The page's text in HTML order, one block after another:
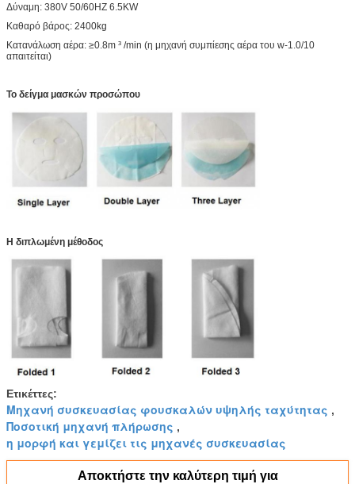
Δύναμη: 380V 50/60HZ 6.5KW
Καθαρό βάρος: 2400kg
Κατανάλωση αέρα: ≥0.8m ³ /min (η μηχανή συμπίεσης αέρα του w-1.0/10
απαιτείται)
Το δείγμα μασκών προσώπου
Η διπλωμένη μέθοδος
Ετικέττες:
Μηχανή συσκευασίας φουσκαλών υψηλής ταχύτητας ,
Ποσοτική μηχανή πλήρωσης ,
η μορφή και γεμίζει τις μηχανές συσκευασίας
Αποκτήστε την καλύτερη τιμή για